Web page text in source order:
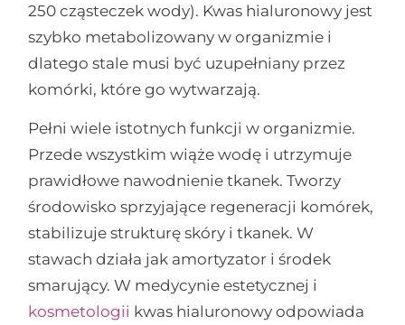
250 cząsteczek wody). Kwas hialuronowy jest
szybko metabolizowany w organizmie i
dlatego stale musi być uzupełniany przez
komórki, które go wytwarzają.
Pełni wiele istotnych funkcji w organizmie.
Przede wszystkim wiąże wodę i utrzymuje
prawidłowe nawodnienie tkanek. Tworzy
środowisko sprzyjające regeneracji komórek,
stabilizuje strukturę skóry i tkanek. W
stawach działa jak amortyzator i środek
smarujący. W medycynie estetycznej i
kosmetologii kwas hialuronowy odpowiada